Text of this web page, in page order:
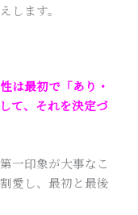
します。
は最初で「あり・
て、それを決定づ
一印象が大事なこ
愛し、最初と最後